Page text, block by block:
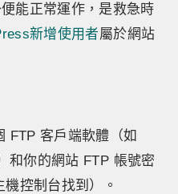
能正常運作，是救急時
新增使用者屬於網站
FTP 客戶端軟體（如
和你的網站 FTP 帳號密
控制台找到）。